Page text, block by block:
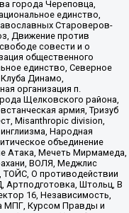
города Череповца,
единство,
Староверов-
Движение против
совести и о
общественного
единство, Северное
Динамо,
организация п.
Щелковского района,
армия, Тризуб
Misanthropic division,
Народная
объединение
Атака, Мечеть Мирмамеда,
ВОЛЯ, Меджлис
ТОЙС, О противодействии
Артподготовка, Штольц, В
16, Независимость,
МПГ, Курсом Правды и